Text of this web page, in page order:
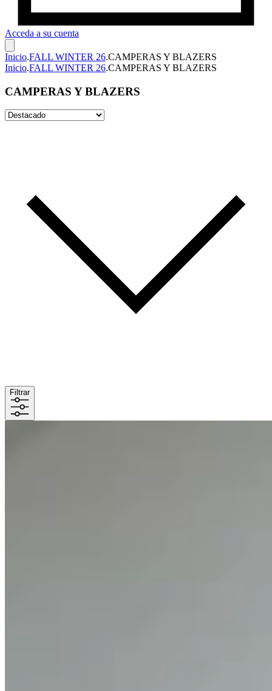
Acceda a su cuenta
Inicio.FALL WINTER 26.CAMPERAS Y BLAZERS
Inicio.FALL WINTER 26.CAMPERAS Y BLAZERS
CAMPERAS Y BLAZERS
Filtrar